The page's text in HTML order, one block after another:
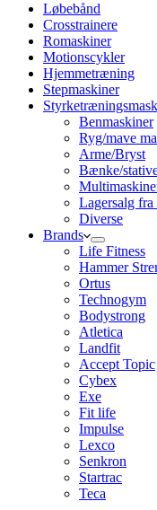
Løbebånd
Crosstrainere
Romaskiner
Motionscykler
Hjemmetræning
Stepmaskiner
Benmaskiner
Ryg/mave
Arme/Bryst
Bænke/
Lagersalg
Diverse
Brands
Life Fitness
Hammer
Ortus
Technogym
Bodystrong
Atletica
Landfit
Accept Topic
Cybex
Exe
Fit life
Impulse
Lexco
Senkron
Startrac
Teca